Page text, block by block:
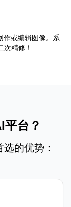
作或编辑图像。系
次精修！
平台？
的优势：